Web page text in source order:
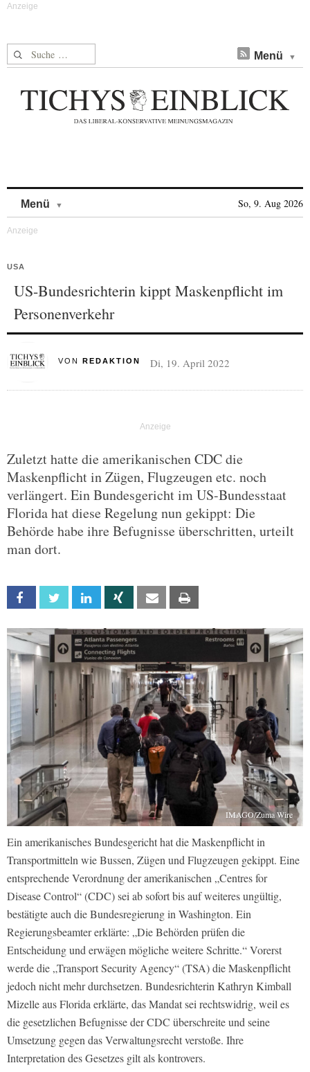
Suche nach: Menü
Menü So, 9. Aug 2026
USA
US-Bundesrichterin kippt Maskenpflicht im
Personenverkehr
VON REDAKTION Di, 19. April 2022
Zuletzt hatte die amerikanischen CDC die
Maskenpflicht in Zügen, Flugzeugen etc. noch
verlängert. Ein Bundesgericht im US-Bundesstaat
Florida hat diese Regelung nun gekippt: Die
Behörde habe ihre Befugnisse überschritten, urteilt
man dort.
Facebook Twitter Linkedin Xing Email
IMAGO/Zuma Wire
Ein amerikanisches Bundesgericht hat die Maskenpflicht in
Transportmitteln wie Bussen, Zügen und Flugzeugen gekippt. Eine
entsprechende Verordnung der amerikanischen „Centres for
Disease Control“ (CDC) sei ab sofort bis auf weiteres ungültig,
bestätigte auch die Bundesregierung in Washington. Ein
Regierungsbeamter erklärte: „Die Behörden prüfen die
Entscheidung und erwägen mögliche weitere Schritte.“ Vorerst
werde die „Transport Security Agency“ (TSA) die Maskenpflicht
jedoch nicht mehr durchsetzen. Bundesrichterin Kathryn Kimball
Mizelle aus Florida erklärte, das Mandat sei rechtswidrig, weil es
die gesetzlichen Befugnisse der CDC überschreite und seine
Umsetzung gegen das Verwaltungsrecht verstoße. Ihre
Interpretation des Gesetzes gilt als kontrovers.